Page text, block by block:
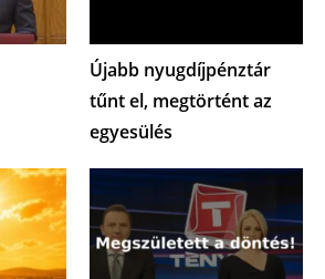
Újabb nyugdíjpénztár
tűnt el, megtörtént az
egyesülés